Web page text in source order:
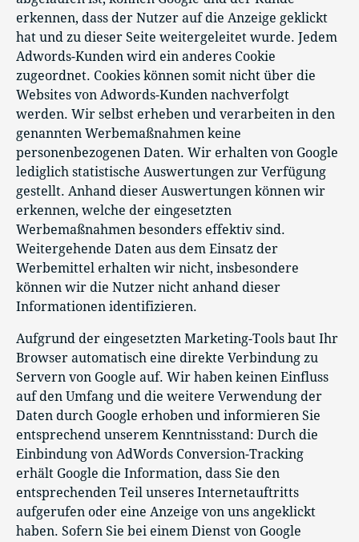
erkennen, dass der Nutzer auf die Anzeige geklickt
hat und zu dieser Seite weitergeleitet wurde. Jedem
Adwords-Kunden wird ein anderes Cookie
zugeordnet. Cookies können somit nicht über die
Websites von Adwords-Kunden nachverfolgt
werden. Wir selbst erheben und verarbeiten in den
genannten Werbemaßnahmen keine
personenbezogenen Daten. Wir erhalten von Google
lediglich statistische Auswertungen zur Verfügung
gestellt. Anhand dieser Auswertungen können wir
erkennen, welche der eingesetzten
Werbemaßnahmen besonders effektiv sind.
Weitergehende Daten aus dem Einsatz der
Werbemittel erhalten wir nicht, insbesondere
können wir die Nutzer nicht anhand dieser
Informationen identifizieren.
Aufgrund der eingesetzten Marketing-Tools baut Ihr
Browser automatisch eine direkte Verbindung zu
Servern von Google auf. Wir haben keinen Einfluss
auf den Umfang und die weitere Verwendung der
Daten durch Google erhoben und informieren Sie
entsprechend unserem Kenntnisstand: Durch die
Einbindung von AdWords Conversion-Tracking
erhält Google die Information, dass Sie den
entsprechenden Teil unseres Internetauftritts
aufgerufen oder eine Anzeige von uns angeklickt
haben. Sofern Sie bei einem Dienst von Google